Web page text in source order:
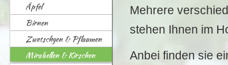
Mehrere
stehen Ihnen im
Anbei finden sie
Äpfel
Birnen
Zwetschgen & Pflaumen
Mirabellen & Kirschen